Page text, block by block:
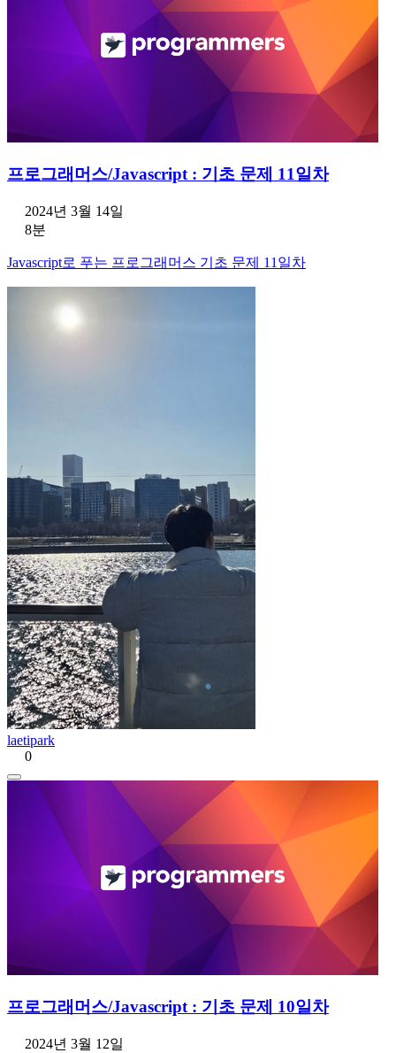
프로그래머스/Javascript : 기초 문제 11일차
2024년 3월 14일
8분
Javascript로 푸는 프로그래머스 기초 문제 11일차
laetipark
0
프로그래머스/Javascript : 기초 문제 10일차
2024년 3월 12일